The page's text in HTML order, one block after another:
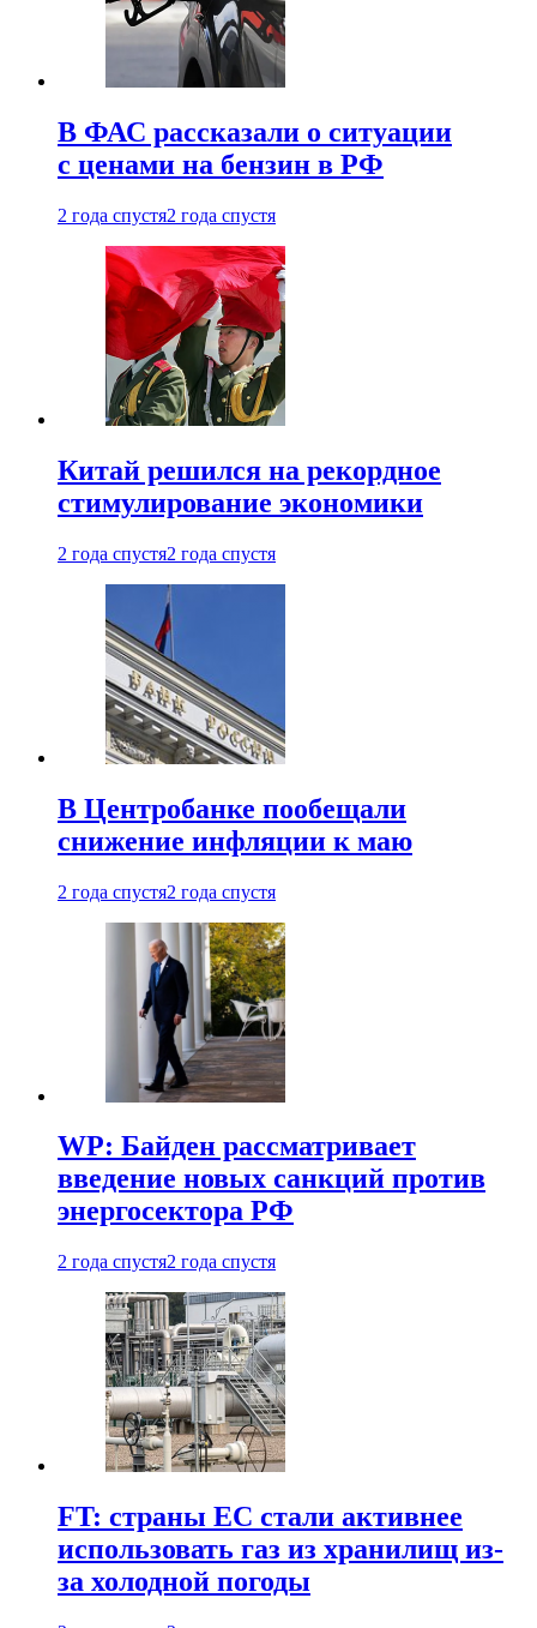
В ФАС рассказали о ситуации
с ценами на бензин в РФ
2 года спустя2 года спустя
Китай решился на рекордное
стимулирование экономики
2 года спустя2 года спустя
В Центробанке пообещали
снижение инфляции к маю
2 года спустя2 года спустя
WP: Байден рассматривает
введение новых санкций против
энергосектора РФ
2 года спустя2 года спустя
FT: страны ЕС стали активнее
использовать газ из хранилищ из-
за холодной погоды